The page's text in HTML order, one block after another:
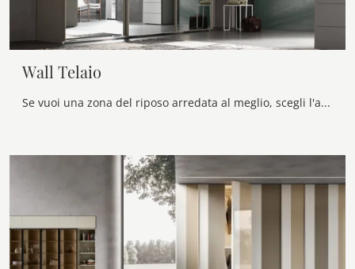
Wall Telaio
Se vuoi una zona del riposo arredata al meglio, scegli l'armadio Wall Telaio con ante scorrevoli di Maronese!